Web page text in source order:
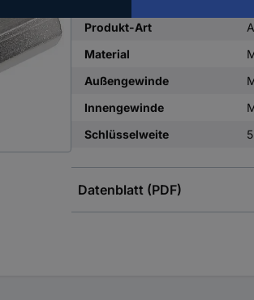
Produkt-Art
Material
Außengewinde
Innengewinde
Schlüsselweite
Datenblatt (PDF)